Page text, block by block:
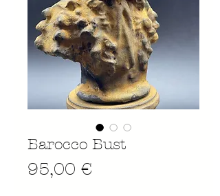
Barocco Bust
95,00 €